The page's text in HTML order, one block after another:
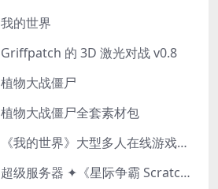
我的世界
Griffpatch 的 3D 激光对战 v0.8
植物大战僵尸
植物大战僵尸全套素材包
《我的世界》大型多人在线游戏（MMO）v1.7
超级服务器 ✦《星际争霸 Scratch（经典版本）》